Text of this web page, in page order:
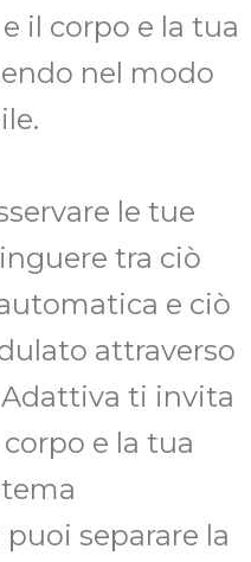
il corpo e la tua
nel modo
le tue
tra ciò
e ciò
attraverso
ti invita
e la tua
separare la